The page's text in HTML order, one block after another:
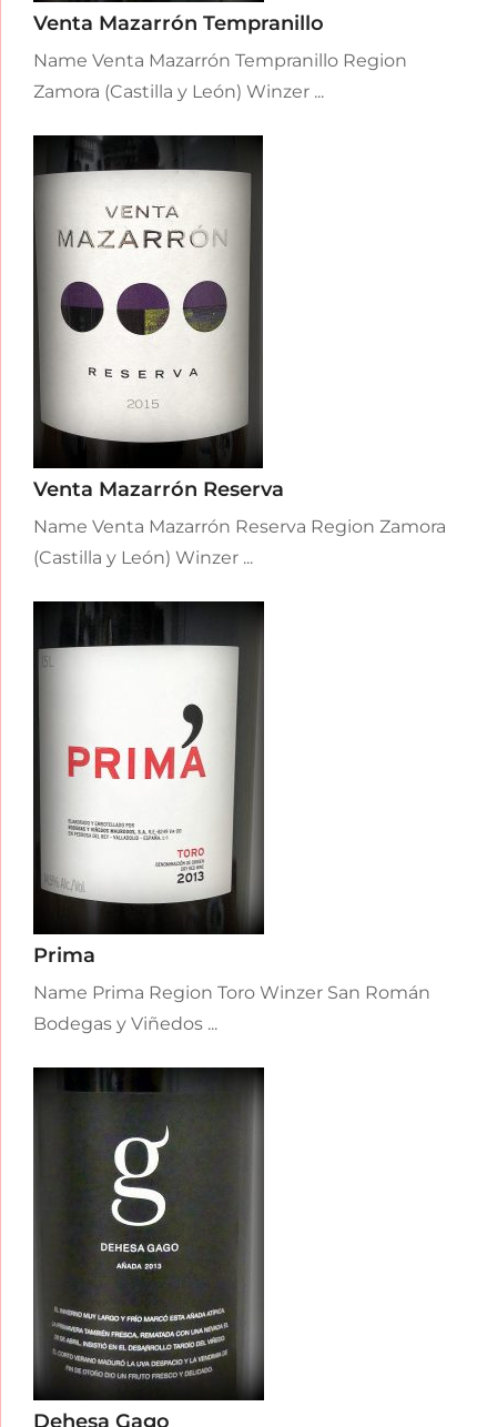
Venta Mazarrón Tempranillo
Name Venta Mazarrón Tempranillo Region
Zamora (Castilla y León) Winzer ...
Venta Mazarrón Reserva
Name Venta Mazarrón Reserva Region Zamora
(Castilla y León) Winzer ...
Prima
Name Prima Region Toro Winzer San Román
Bodegas y Viñedos ...
Dehesa Gago